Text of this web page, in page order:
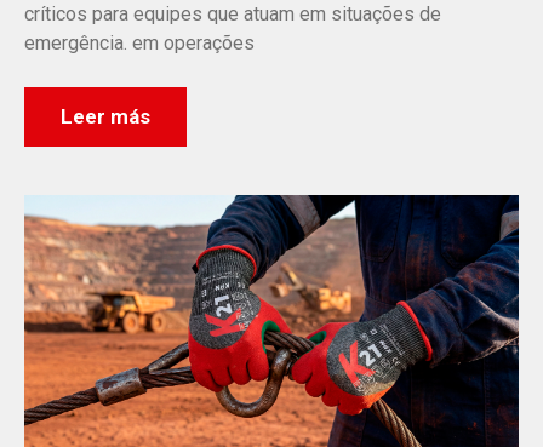
críticos para equipes que atuam em situações de
emergência. em operações
Leer más